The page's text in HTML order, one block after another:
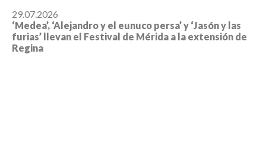
29.07.2026
‘Medea’, ‘Alejandro y el eunuco persa’ y ‘Jasón y las
furias’ llevan el Festival de Mérida a la extensión de
Regina